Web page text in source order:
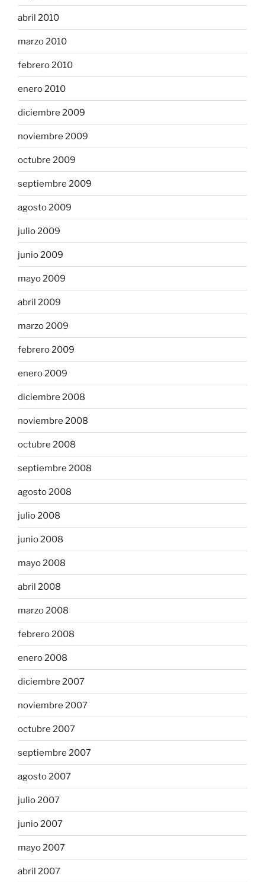
abril 2010
marzo 2010
febrero 2010
enero 2010
diciembre 2009
noviembre 2009
octubre 2009
septiembre 2009
agosto 2009
julio 2009
junio 2009
mayo 2009
abril 2009
marzo 2009
febrero 2009
enero 2009
diciembre 2008
noviembre 2008
octubre 2008
septiembre 2008
agosto 2008
julio 2008
junio 2008
mayo 2008
abril 2008
marzo 2008
febrero 2008
enero 2008
diciembre 2007
noviembre 2007
octubre 2007
septiembre 2007
agosto 2007
julio 2007
junio 2007
mayo 2007
abril 2007